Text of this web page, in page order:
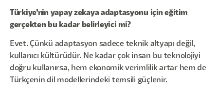
Türkiye’nin yapay zekaya adaptasyonu için eğitim
gerçekten bu kadar belirleyici mi?
Evet. Çünkü adaptasyon sadece teknik altyapı değil,
kullanıcı kültürüdür. Ne kadar çok insan bu teknolojiyi
doğru kullanırsa, hem ekonomik verimlilik artar hem de
Türkçenin dil modellerindeki temsili güçlenir.